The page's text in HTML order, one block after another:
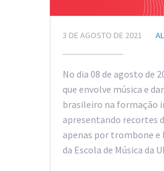
3 DE AGOSTO DE 2021
No dia 08 de agosto de
que envolve música e
brasileiro na formação
apresentando recortes
apenas por trombone e
da Escola de Música da